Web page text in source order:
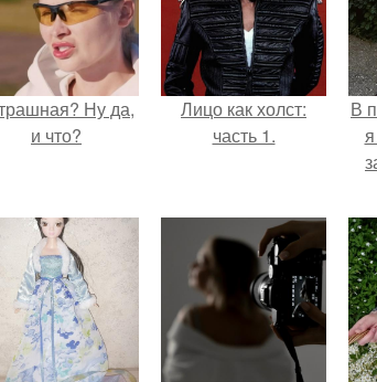
Ну да,
и что?
Лицо как холст:
часть 1.
В